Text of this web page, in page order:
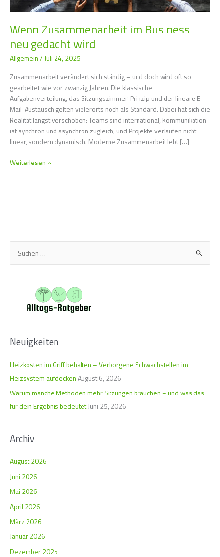
u
a
c
h
Neuigkeiten
Heizkosten im Griff behalten – Verborgene Schwachstellen im
Heizsystem aufdecken August 6, 2026
Warum manche Methoden mehr Sitzungen brauchen – und was das
für dein Ergebnis bedeutet Juni 25, 2026
Archiv
August 2026
Juni 2026
Mai 2026
April 2026
März 2026
Januar 2026
Dezember 2025
Wenn Zusammenarbeit im Business
neu gedacht wird
Allgemein / Juli 24, 2025
Zusammenarbeit verändert sich ständig – und doch wird oft so
gearbeitet wie vor zwanzig Jahren. Die klassische
Aufgabenverteilung, das Sitzungszimmer-Prinzip und der lineare E-
Mail-Austausch gelten vielerorts noch als Standard. Dabei hat sich die
Realität längst verschoben: Teams sind international, Kommunikation
ist synchron und asynchron zugleich, und Projekte verlaufen nicht
linear, sondern dynamisch. Moderne Zusammenarbeit lebt […]
Weiterlesen »